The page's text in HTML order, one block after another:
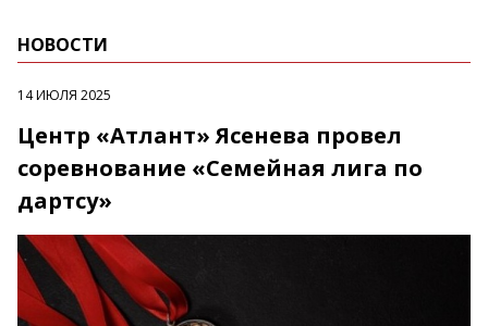
НОВОСТИ
14 ИЮЛЯ 2025
Центр «Атлант» Ясенева провел
соревнование «Семейная лига по
дартсу»